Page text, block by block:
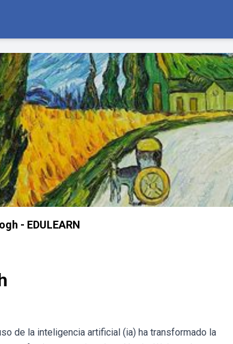
- EDULEARN
de la inteligencia artificial (ia) ha transformado la